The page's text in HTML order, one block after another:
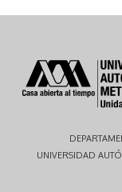
UNIVERSIDAD